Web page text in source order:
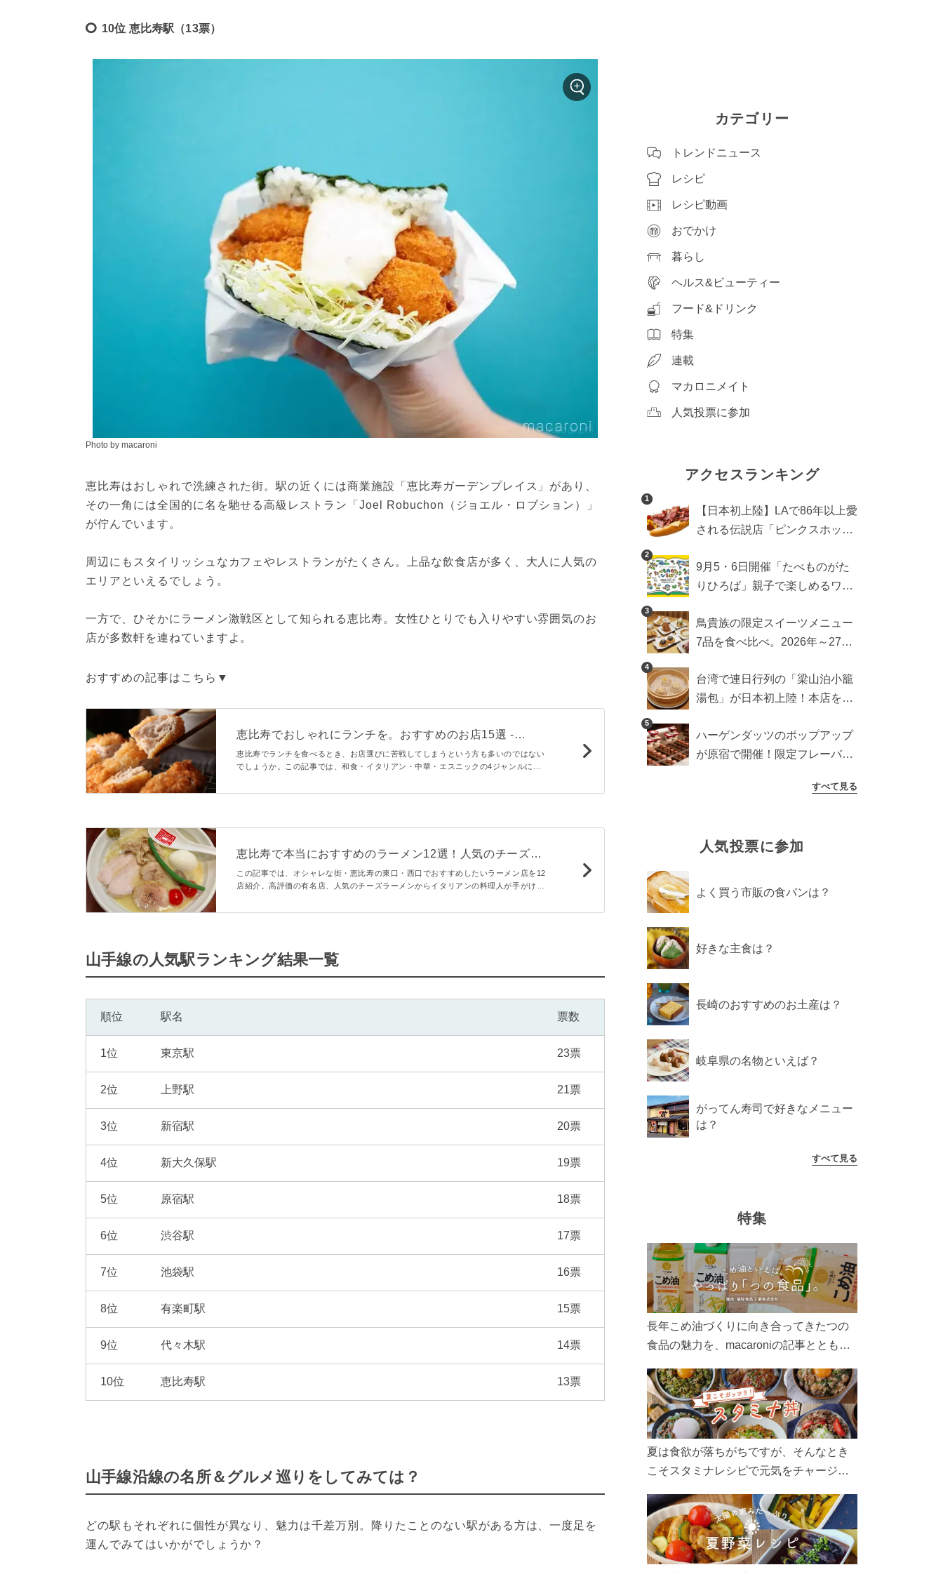
10位 恵比寿駅（13票）
Photo by macaroni
恵比寿はおしゃれで洗練された街。駅の近くには商業施設「恵比寿ガーデンプレイス」があり、
その一角には全国的に名を馳せる高級レストラン「Joel Robuchon（ジョエル・ロブション）」
が佇んでいます。
周辺にもスタイリッシュなカフェやレストランがたくさん。上品な飲食店が多く、大人に人気の
エリアといえるでしょう。
一方で、ひそかにラーメン激戦区として知られる恵比寿。女性ひとりでも入りやすい雰囲気のお
店が多数軒を連ねていますよ。
おすすめの記事はこちら▼
恵比寿でおしゃれにランチを。おすすめのお店15選 -
macaroni
恵比寿でランチを食べるとき、お店選びに苦戦してしまうという方も多いのではない
でしょうか。この記事では、和食・イタリアン・中華・エスニックの4ジャンルに分
たくなる素敵なお店ですよ♪
恵比寿で本当におすすめのラーメン12選！人気のチーズラ
ーメンや話題の行列店など - macaroni
この記事では、オシャレな街・恵比寿の東口・西口でおすすめしたいラーメン店を12
店紹介。高評価の有名店、人気のチーズラーメンからイタリアンの料理人が手がける
いかがでしょう。
山手線の人気駅ランキング結果一覧
順位 駅名 票数
1位 東京駅 23票
2位 上野駅 21票
3位 新宿駅 20票
4位 新大久保駅 19票
5位 原宿駅 18票
6位 渋谷駅 17票
7位 池袋駅 16票
8位 有楽町駅 15票
9位 代々木駅 14票
10位 恵比寿駅 13票
山手線沿線の名所＆グルメ巡りをしてみては？
どの駅もそれぞれに個性が異なり、魅力は千差万別。降りたことのない駅がある方は、一度足を
運んでみてはいかがでしょうか？
カテゴリー
トレンドニュース
レシピ
レシピ動画
おでかけ
暮らし
ヘルス&ビューティー
フード&ドリンク
特集
連載
マカロニメイト
人気投票に参加
アクセスランキング
1
【日本初上陸】LAで86年以上愛
される伝説店「ピンクスホット
ットドッグブーム到来!?
2
9月5・6日開催「たべものがた
りひろば」親子で楽しめるワー
ーなどをご紹介
3
鳥貴族の限定スイーツメニュー
7品を食べ比べ。2026年～27年
4
台湾で連日行列の「梁山泊小籠
湯包」が日本初上陸！本店を知
5
ハーゲンダッツのポップアップ
が原宿で開催！限定フレーバー
すべて見る
人気投票に参加
よく買う市販の食パンは？
好きな主食は？
長崎のおすすめのお土産は？
岐阜県の名物といえば？
がってん寿司で好きなメニュー
は？
すべて見る
特集
長年こめ油づくりに向き合ってきたつの
食品の魅力を、macaroniの記事とともに
ん、製造現場や品質へのこだわりまで。
こめ油をもっと好きになるコンテンツを
ぜひお楽しみください。
夏は食欲が落ちがちですが、そんなとき
こそスタミナレシピで元気をチャージ！
リ食べて、夏バテを吹き飛ばしましょ
う！